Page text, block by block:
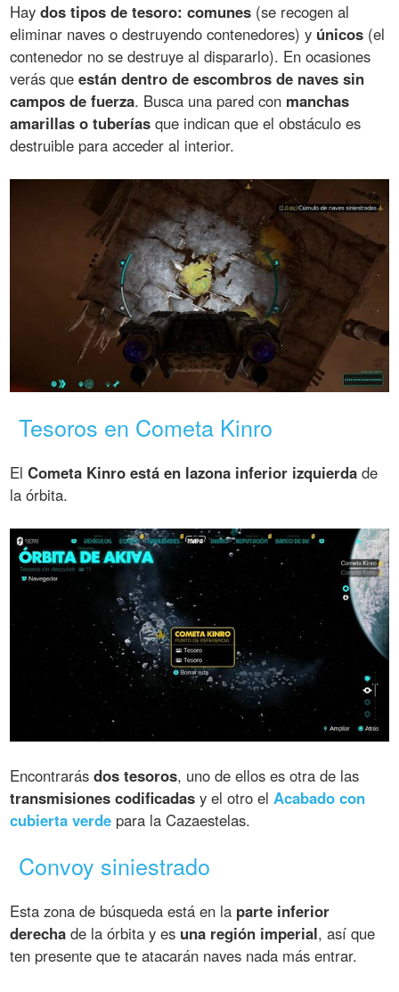
Haydos tipos de tesoro: comunes (se recogen al
eliminar naves o destruyendo contenedores) y únicos (el
contenedor no se destruye al dispararlo). En ocasiones
verás queestán dentro de escombros de naves sin
campos de fuerza. Busca una pared con manchas
amarillas o tuberías que indican que el obstáculo es
destruible para acceder al interior.
Tesoros en Cometa Kinro
ElCometa Kinro está en lazona inferior izquierda de
la órbita.
Encontrarásdos tesoros, uno de ellos es otra de las
transmisiones codificadas y el otro el Acabado con
cubierta verde para la Cazaestelas.
Convoy siniestrado
Esta zona de búsqueda está en la parte inferior
derecha de la órbita y es una región imperial, así que
ten presente que te atacarán naves nada más entrar.